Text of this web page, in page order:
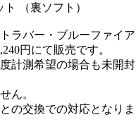
（裏ソフト）
ラバー・ブルーファイア
円にて販売です。
計測希望の場合も未開封
ん。
の交換での対応となりま